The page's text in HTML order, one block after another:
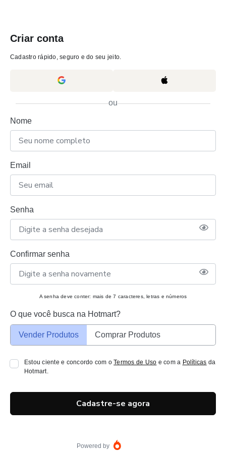
Criar conta
Cadastro rápido, seguro e do seu jeito.
ou
Nome
Email
Senha
Confirmar senha
A senha deve conter: mais de 7 caracteres, letras e números
O que você busca na Hotmart?
Vender Produtos Comprar Produtos
Estou ciente e concordo com oTermos de Uso e com a Políticas da
Hotmart.
Cadastre-se agora
Powered by